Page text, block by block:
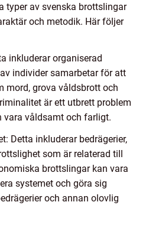
typer av svenska brottslingar
och metodik. Här följer
inkluderar organiserad
individer samarbetar för att
mord, grova våldsbrott och
är ett utbrett problem
vara våldsamt och farligt.
Detta inkluderar bedrägerier,
som är relaterad till
brottslingar kan vara
systemet och göra sig
och annan olovlig